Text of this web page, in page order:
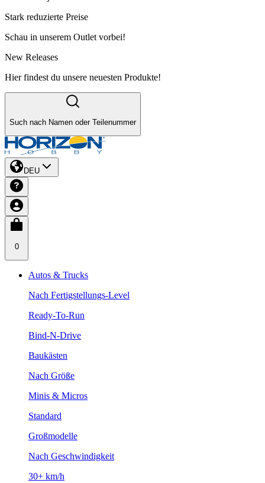
Stark reduzierte Preise
Schau in unserem Outlet vorbei!
New Releases
Hier findest du unsere neuesten Produkte!
Such nach Namen oder Teilenummer
DEU
0
Autos & Trucks
Nach Fertigstellungs-Level
Ready-To-Run
Bind-N-Drive
Baukästen
Nach Größe
Minis & Micros
Standard
Großmodelle
Nach Geschwindigkeit
30+ km/h